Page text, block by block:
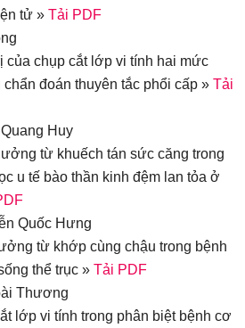
tử » Tải PDF
của chụp cắt lớp vi tính hai mức
đoán thuyên tắc phổi cấp » Tải
Huy
từ khuếch tán sức căng trong
u tế bào thần kinh đệm lan tỏa ở
Quốc Hưng
từ khớp cùng chậu trong bệnh
thể trục » Tải PDF
Thương
lớp vi tính trong phân biệt bệnh cơ